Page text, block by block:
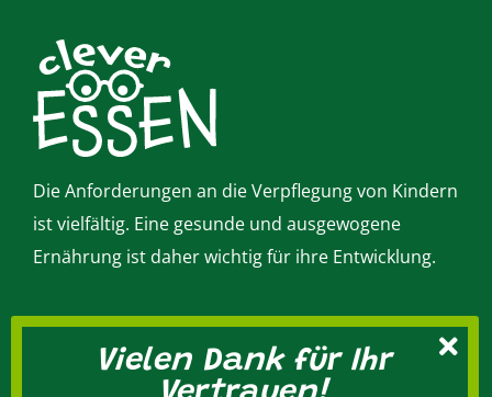
Die Anforderungen an die Verpflegung von Kindern
ist vielfältig. Eine gesunde und ausgewogene
Ernährung ist daher wichtig für ihre Entwicklung.
Kontakt
Vielen Dank für Ihr